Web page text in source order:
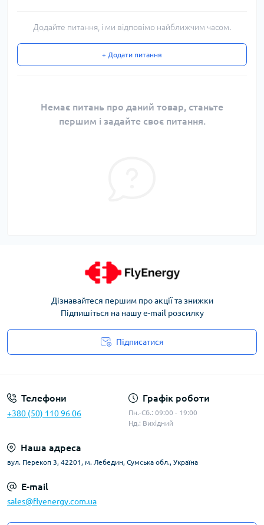
Додайте питання, і ми відповімо найближчим часом.
+ Додати питання
Немає питань про даний товар, станьте
першим і задайте своє питання.
Дізнавайтеся першим про акції та знижки
Підпишіться на нашу e-mail розсилку
Підписатися
Телефони
+380 (50) 110 96 06
Графік роботи
Пн.-Сб.: 09:00 - 19:00
Нд.: Вихідний
Наша адреса
вул. Перекоп 3, 42201, м. Лебедин, Сумська обл., Україна
E-mail
sales@flyenergy.com.ua